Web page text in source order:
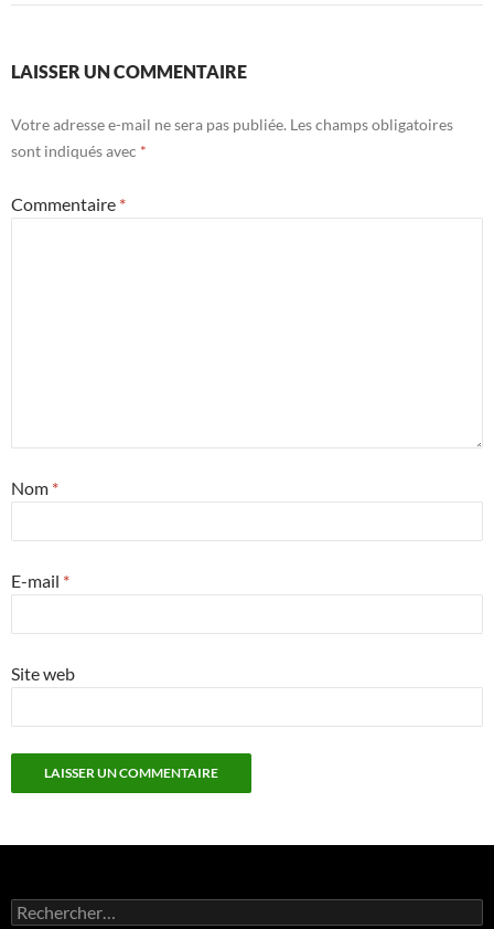
LAISSER UN COMMENTAIRE
Votre adresse e-mail ne sera pas publiée. Les champs obligatoires
sont indiqués avec *
Commentaire *
Nom *
E-mail *
Site web
Rechercher :